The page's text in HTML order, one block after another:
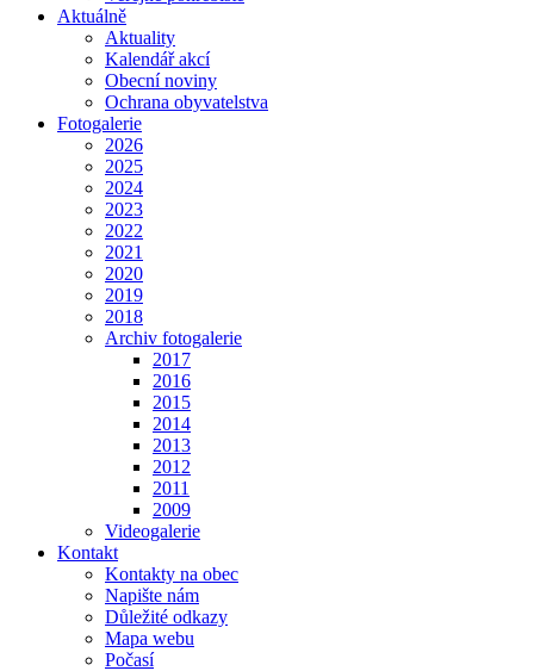
Aktuálně
Aktuality
Kalendář akcí
Obecní noviny
Ochrana obyvatelstva
Fotogalerie
2026
2025
2024
2023
2022
2021
2020
2019
2018
Archiv fotogalerie
2017
2016
2015
2014
2013
2012
2011
2009
Videogalerie
Kontakt
Kontakty na obec
Napište nám
Důležité odkazy
Mapa webu
Počasí